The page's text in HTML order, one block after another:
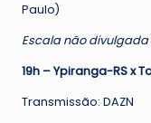
Paulo)
Escala não divulgada
19h – Ypiranga-RS x
Transmissão: DAZN